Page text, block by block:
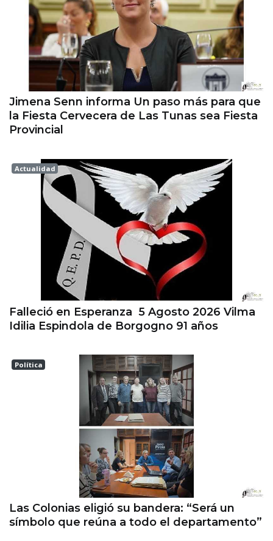
Jimena Senn informa Un paso más para que
la Fiesta Cervecera de Las Tunas sea Fiesta
Provincial
Actualidad
Esperanza
Falleció en Esperanza 5 Agosto 2026 Vilma
Idilia Espindola de Borgogno 91 años
Política
Las Colonias eligió su bandera: “Será un
símbolo que reúna a todo el departamento”